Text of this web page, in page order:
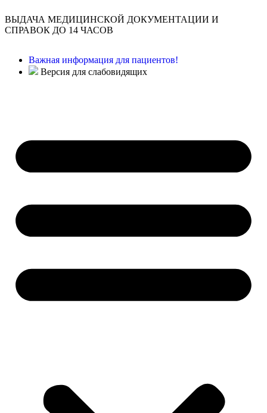
ВЫДАЧА МЕДИЦИНСКОЙ ДОКУМЕНТАЦИИ И
СПРАВОК ДО 14 ЧАСОВ
Важная информация для пациентов!
Версия для слабовидящих